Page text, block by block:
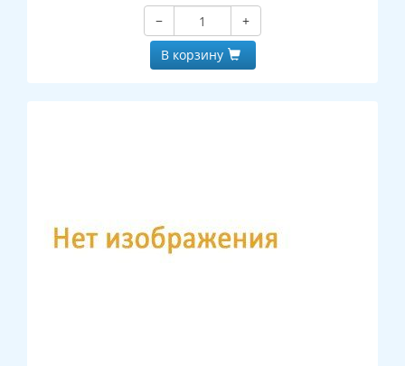
−
+
В корзину